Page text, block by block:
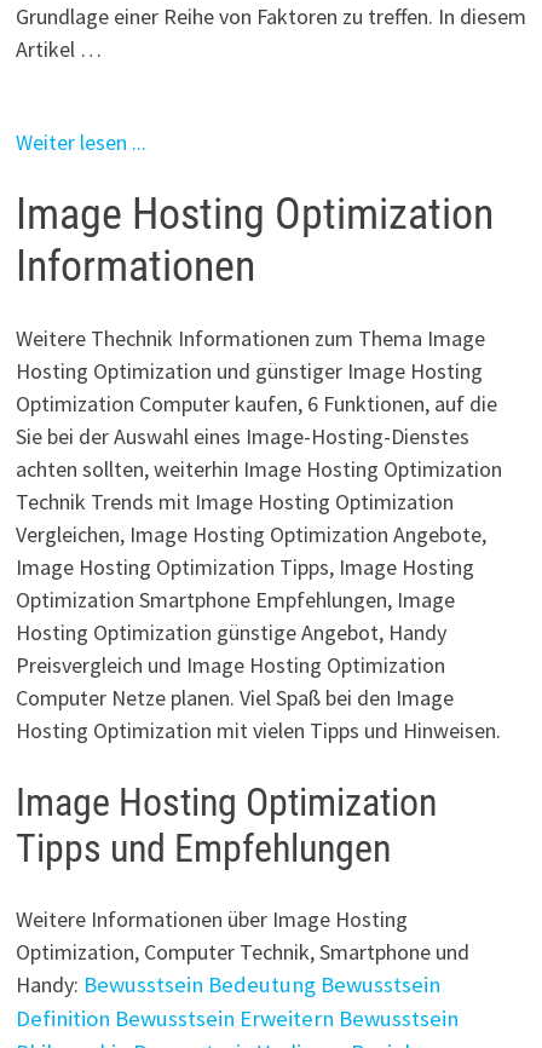
Grundlage einer Reihe von Faktoren zu treffen. In diesem
Artikel …
Weiter lesen ...
Image Hosting Optimization
Informationen
Weitere Thechnik Informationen zum Thema Image
Hosting Optimization und günstiger Image Hosting
Optimization Computer kaufen, 6 Funktionen, auf die
Sie bei der Auswahl eines Image-Hosting-Dienstes
achten sollten, weiterhin Image Hosting Optimization
Technik Trends mit Image Hosting Optimization
Vergleichen, Image Hosting Optimization Angebote,
Image Hosting Optimization Tipps, Image Hosting
Optimization Smartphone Empfehlungen, Image
Hosting Optimization günstige Angebot, Handy
Preisvergleich und Image Hosting Optimization
Computer Netze planen. Viel Spaß bei den Image
Hosting Optimization mit vielen Tipps und Hinweisen.
Image Hosting Optimization
Tipps und Empfehlungen
Weitere Informationen über Image Hosting
Optimization, Computer Technik, Smartphone und
Handy: Bewusstsein Bedeutung Bewusstsein
Definition Bewusstsein Erweitern Bewusstsein